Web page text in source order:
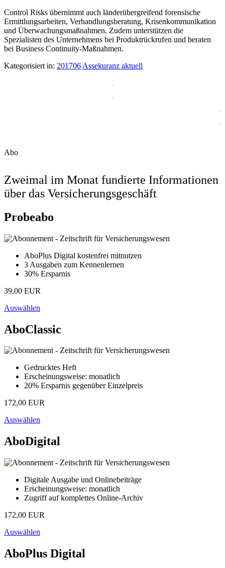
Control Risks übernimmt auch länderübergreifend forensische
Ermittlungsarbeiten, Verhandlungsberatung, Krisenkommunikation
und Überwachungsmaßnahmen. Zudem unterstützen die
Spezialisten des Unternehmens bei Produktrückrufen und beraten
bei Business Continuity-Maßnahmen.
Kategorisiert in: 201706 Assekuranz aktuell
Abo
Zweimal im Monat fundierte Informationen
über das Versicherungsgeschäft
Probeabo
AboPlus Digital kostenfrei mitnutzen
3 Ausgaben zum Kennenlernen
30% Ersparnis
39,00 EUR
Auswählen
AboClassic
Gedrucktes Heft
Erscheinungsweise: monatlich
20% Ersparnis gegenüber Einzelpreis
172,00 EUR
Auswählen
AboDigital
Digitale Ausgabe und Onlinebeiträge
Erscheinungsweise: monatlich
Zugriff auf komplettes Online-Archiv
172,00 EUR
Auswählen
AboPlus Digital